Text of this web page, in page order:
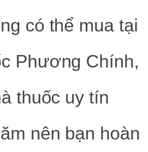
có thể mua tại
Phương Chính,
thuốc uy tín
nên bạn hoàn